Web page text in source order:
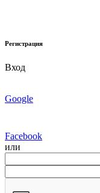
Регистрация
Вход
Google
Facebook
или